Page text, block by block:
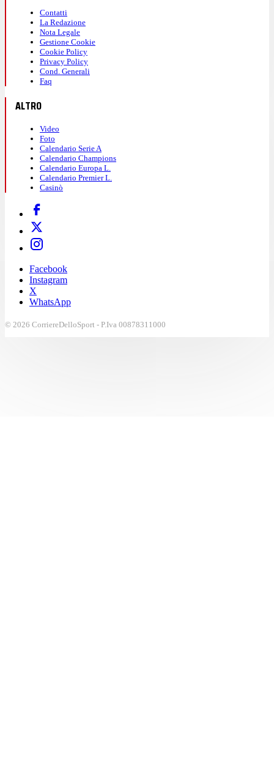
Contatti
La Redazione
Nota Legale
Gestione Cookie
Cookie Policy
Privacy Policy
Cond. Generali
Faq
ALTRO
Video
Foto
Calendario Serie A
Calendario Champions
Calendario Europa L.
Calendario Premier L.
Casinò
Facebook
Instagram
X
WhatsApp
© 2026 CorriereDelloSport - P.Iva 00878311000